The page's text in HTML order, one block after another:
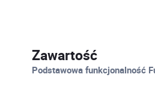
Zawartość
Podstawowa funkcjonalność